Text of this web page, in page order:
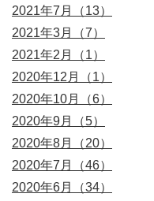
2021年7月（13）
2021年3月（7）
2021年2月（1）
2020年12月（1）
2020年10月（6）
2020年9月（5）
2020年8月（20）
2020年7月（46）
2020年6月（34）